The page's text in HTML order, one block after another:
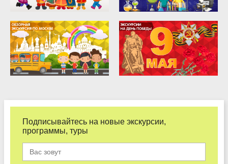
Подписывайтесь на новые экскурсии,
программы, туры